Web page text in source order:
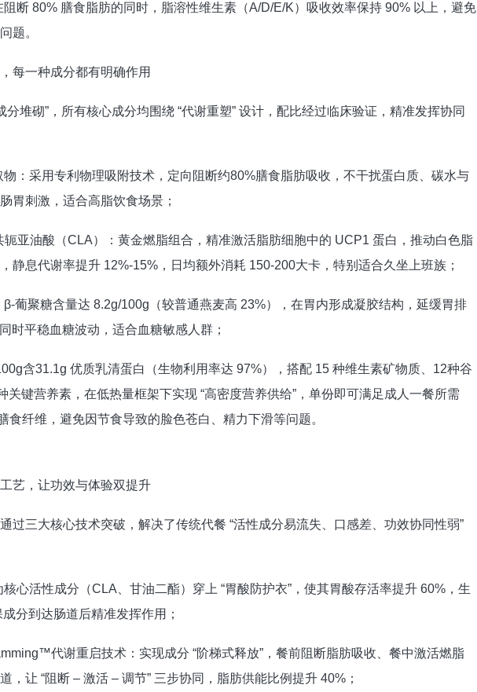
80% 膳食脂肪的同时，脂溶性维生素（A/D/E/K）吸收效率保持 90% 以上，避免
题。
一种成分都有明确作用
砌”，所有核心成分均围绕 “代谢重塑” 设计，配比经过临床验证，精准发挥协同
采用专利物理吸附技术，定向阻断约80%膳食脂肪吸收，不干扰蛋白质、碳水与
胃刺激，适合高脂饮食场景；
亚油酸（CLA）：黄金燃脂组合，精准激活脂肪细胞中的 UCP1 蛋白，推动白色脂
静息代谢率提升 12%-15%，日均额外消耗 150-200大卡，特别适合久坐上班族；
聚糖含量达 8.2g/100g（较普通燕麦高 23%），在胃内形成凝胶结构，延缓胃排
时平稳血糖波动，适合血糖敏感人群；
含31.1g 优质乳清蛋白（生物利用率达 97%），搭配 15 种维生素矿物质、12种谷
关键营养素，在低热量框架下实现 “高密度营养供给”，单份即可满足成人一餐所需
食纤维，避免因节食导致的脸色苍白、精力下滑等问题。
，让功效与体验双提升
三大核心技术突破，解决了传统代餐 “活性成分易流失、口感差、功效协同性弱”
活性成分（CLA、甘油二酯）穿上 “胃酸防护衣”，使其胃酸存活率提升 60%，生
分到达肠道后精准发挥作用；
代谢重启技术：实现成分 “阶梯式释放”，餐前阻断脂肪吸收、餐中激活燃脂
，让 “阻断 – 激活 – 调节” 三步协同，脂肪供能比例提升 40%；